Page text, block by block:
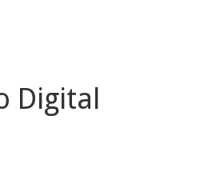
Digital